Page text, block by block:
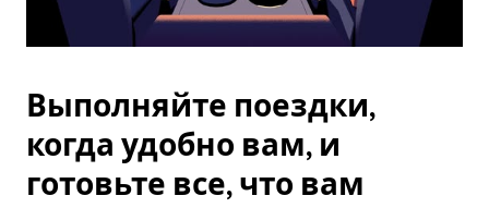
Выполняйте поездки,
когда удобно вам, и
готовьте все, что вам